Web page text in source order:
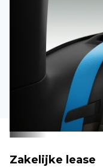
Zakelijke lease